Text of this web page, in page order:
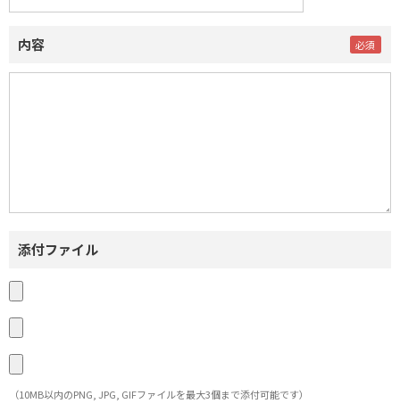
内容
添付ファイル
（10MB以内のPNG, JPG, GIFファイルを最大3個まで添付可能です）